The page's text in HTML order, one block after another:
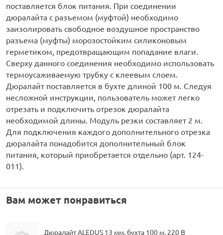
поставляется блок питания. При соединении
дюралайта с разъемом (муфтой) необходимо
заизолировать свободное воздушное пространство
разъема (муфты) морозостойким силиконовым
герметиком, предотвращающим попадание влаги.
Сверху данного соединения необходимо использовать
термоусаживаемую трубку с клеевым слоем.
Дюралайт поставляется в бухте длиной 100 м. Следуя
несложной инструкции, пользователь может легко
отрезать и подключить отрезок дюралайта
необходимой длины. Модуль резки составляет 2 м.
Для подключения каждого дополнительного отрезка
дюралайта понадобится дополнительный блок
питания, который приобретается отдельно (арт. 124-
011).
Вам может понравиться
Дюралайт ALEDUS 13 мм, бухта 100 м, 220 В